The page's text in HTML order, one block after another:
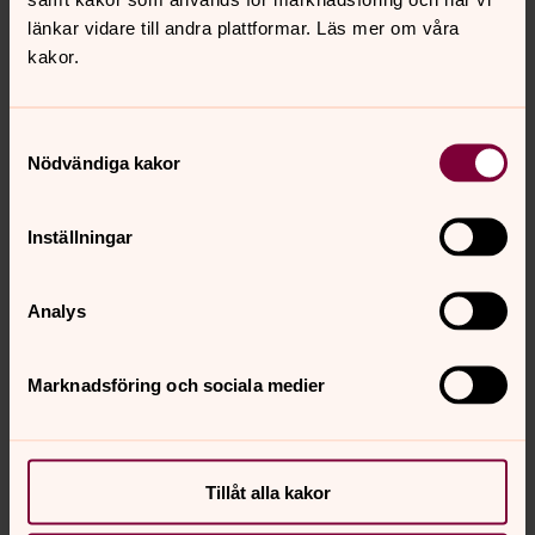
länkar vidare till andra plattformar. Läs mer om våra
kakor.
Nödvändiga kakor
Inställningar
Analys
Marknadsföring och sociala medier
Tillåt alla kakor
Klicka här för att prenumerera
Om du inte vet vilken församling du tillhör hittar du den
Hitta församling
Hitta snabbt